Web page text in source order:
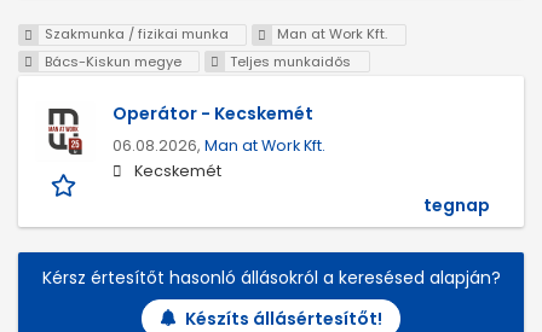
Szakmunka / fizikai munka
Man at Work Kft.
Bács-Kiskun megye
Teljes munkaidős
Operátor - Kecskemét
06.08.2026, Man at Work Kft.
Kecskemét
tegnap
Kérsz értesítőt hasonló állásokról a keresésed alapján?
Készíts állásértesítőt!